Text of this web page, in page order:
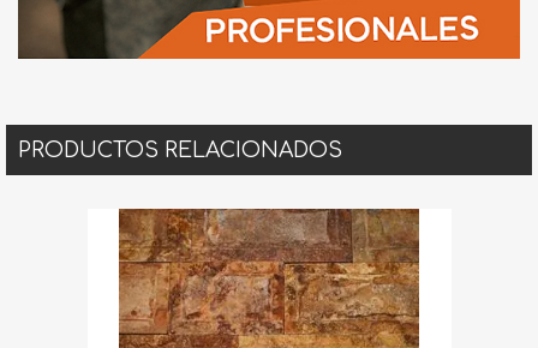
PRODUCTOS RELACIONADOS